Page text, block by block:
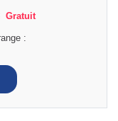
Gratuit
: